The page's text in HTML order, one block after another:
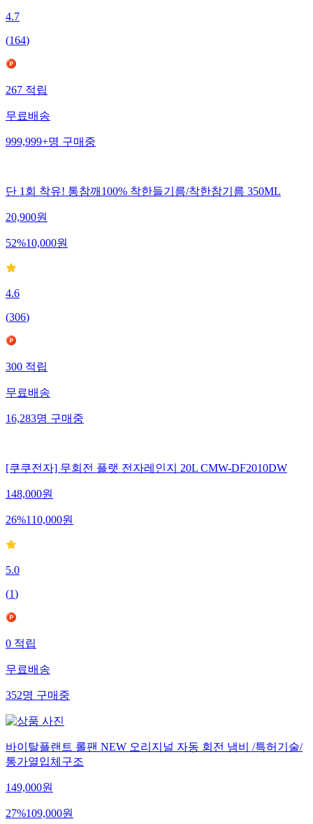
4.7
(164)
267 적립
무료배송
999,999+명 구매중
단 1회 착유! 통참깨100% 착한들기름/착한참기름 350ML
20,900원
52%10,000원
4.6
(306)
300적립
무료배송
16,283명구매중
[쿠쿠전자] 무회전 플랫 전자레인지 20L CMW-DF2010DW
148,000원
26%110,000원
5.0
(1)
0적립
무료배송
352명구매중
바이탈플랜트 롤팬 NEW 오리지널 자동 회전 냄비 /특허기술/
통가열입체구조
149,000원
27%109,000원